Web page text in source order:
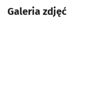
Galeria zdjęć